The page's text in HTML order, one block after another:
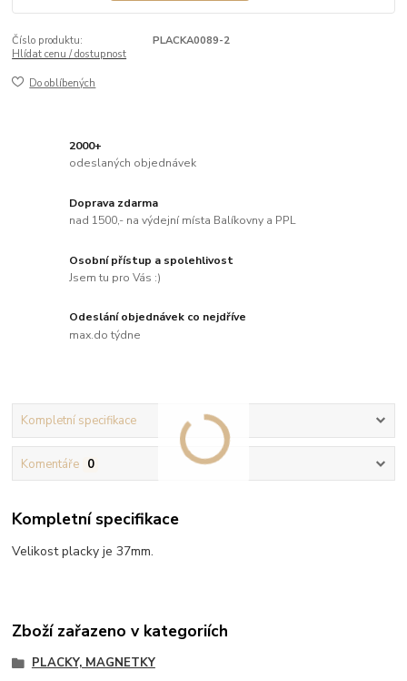
Číslo produktu:
PLACKA0089-2
Hlídat cenu / dostupnost
Do oblíbených
2000+
odeslaných objednávek
Doprava zdarma
nad 1500,- na výdejní místa Balíkovny a PPL
Osobní přístup a spolehlivost
Jsem tu pro Vás :)
Odeslání objednávek co nejdříve
max.do týdne
Kompletní specifikace
Komentáře 0
Kompletní specifikace
Velikost placky je 37mm.
Zboží zařazeno v kategoriích
PLACKY, MAGNETKY